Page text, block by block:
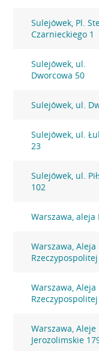
Sulejówek, Pl.
Czarnieckiego 1
Sulejówek, ul.
Dworcowa 50
Sulejówek, ul.
Sulejówek, ul.
23
Sulejówek, ul.
102
Warszawa, aleja
Warszawa, Aleja
Warszawa, Aleja
Warszawa, Aleje
Jerozolimskie